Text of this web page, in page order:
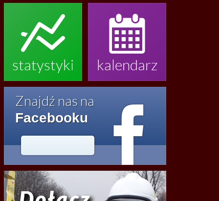

statystyki

kalendarz
Znajdź nas na
Facebooku
